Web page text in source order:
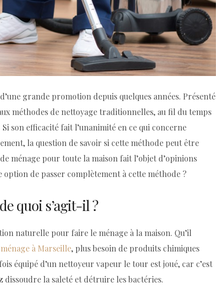
grande promotion depuis quelques années. Présenté
méthodes de nettoyage traditionnelles, au fil du temps
son efficacité fait l’unanimité en ce qui concerne
la question de savoir si cette méthode peut être
ménage pour toute la maison fait l’objet d’opinions
de passer complètement à cette méthode ?
quoi s’agit-il ?
naturelle pour faire le ménage à la maison. Qu’il
à Marseille, plus besoin de produits chimiques
équipé d’un nettoyeur vapeur le tour est joué, car c’est
la saleté et détruire les bactéries.